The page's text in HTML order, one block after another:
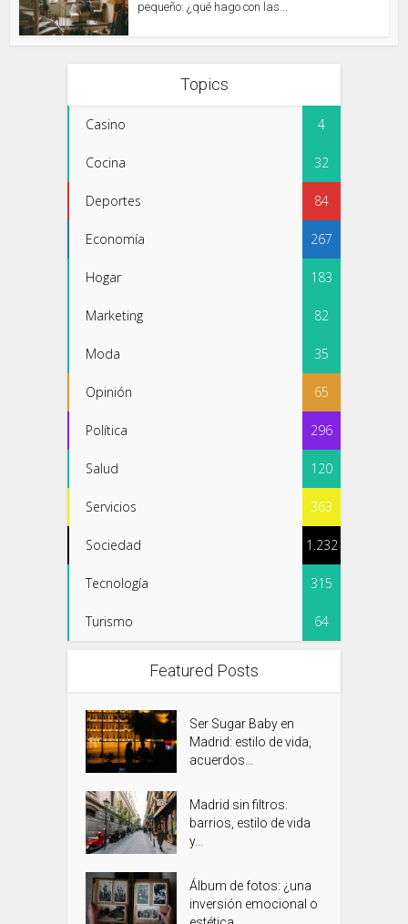
pequeño: ¿qué hago con las...
Topics
Casino 4
Cocina 32
Deportes 84
Economía 267
Hogar 183
Marketing 82
Moda 35
Opinión 65
Política 296
Salud 120
Servicios 363
Sociedad 1.232
Tecnología 315
Turismo 64
Featured Posts
Ser Sugar Baby en
Madrid: estilo de vida,
acuerdos...
Madrid sin filtros:
barrios, estilo de vida
y...
Álbum de fotos: ¿una
inversión emocional o